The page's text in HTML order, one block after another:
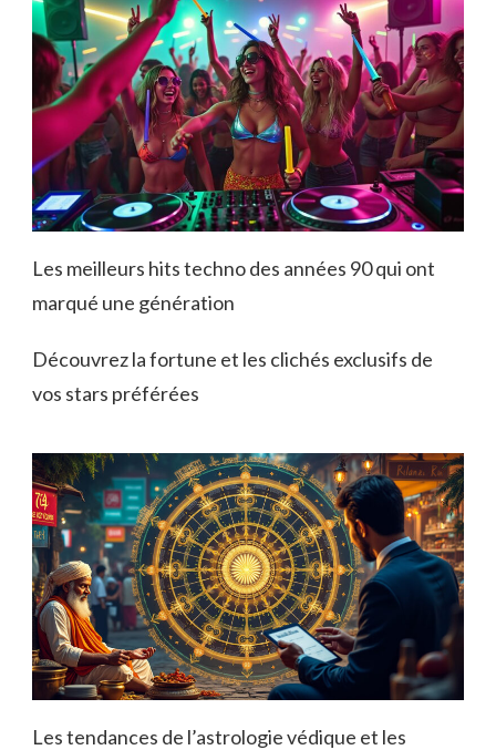
Les meilleurs hits techno des années 90 qui ont
marqué une génération
Découvrez la fortune et les clichés exclusifs de
vos stars préférées
Les tendances de l’astrologie védique et les